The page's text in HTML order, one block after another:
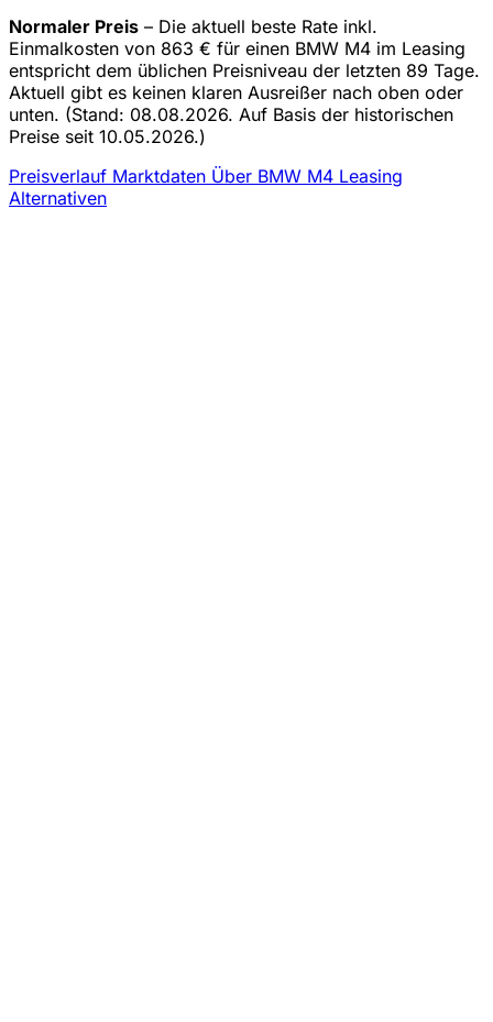
Normaler Preis – Die aktuell beste Rate inkl.
Einmalkosten von 863 € für einen BMW M4 im Leasing
entspricht dem üblichen Preisniveau der letzten 89 Tage.
Aktuell gibt es keinen klaren Ausreißer nach oben oder
unten. (Stand: 08.08.2026. Auf Basis der historischen
Preise seit 10.05.2026.)
Preisverlauf Marktdaten Über BMW M4 Leasing
Alternativen